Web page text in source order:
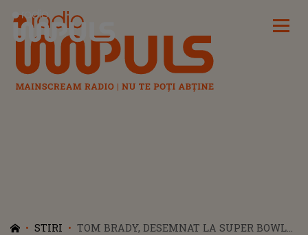
Radio Impuls
STIRI
TOM BRADY, DESEMNAT LA SUPER BOWL